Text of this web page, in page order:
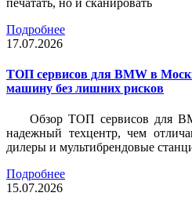
Подробнее
17.07.2026
ТОП сервисов для BMW в
машину без лишних рисков
Обзор ТОП сервисов для
надежный техцентр, чем
дилеры и мультибрендовые
Подробнее
15.07.2026